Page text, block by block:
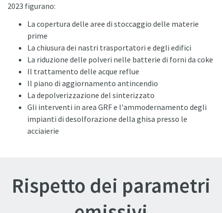
2023 figurano:
La copertura delle aree di stoccaggio delle materie
prime
La chiusura dei nastri trasportatori e degli edifici
La riduzione delle polveri nelle batterie di forni da coke
Il trattamento delle acque reflue
Il piano di aggiornamento antincendio
La depolverizzazione del sinterizzato
Gli interventi in area GRF e l'ammodernamento degli
impianti di desolforazione della ghisa presso le
acciaierie
Rispetto dei parametri